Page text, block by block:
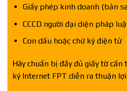
Giấy phép kinh doanh (bản
CCCD người đại diện pháp
Con dấu hoặc chữ ký điện tử
Hãy chuẩn bị đầy đủ giấy tờ
ký Internet FPT diễn ra thuận